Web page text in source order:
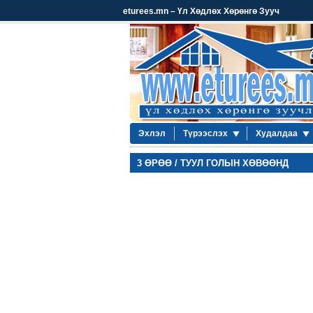
eturees.mn – Үл Хөдлөх Хөрөнгө Зууч
Эхлэл Түрээслэх Худалдаа
3 ӨРӨӨ / ТУУЛ ГОЛЫН ХӨВӨӨНД